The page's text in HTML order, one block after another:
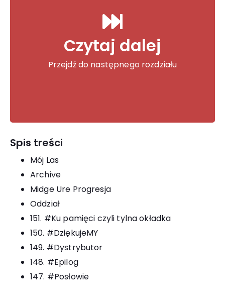
Czytaj dalej
Przejdź do następnego rozdziału
139. #Coś się kończy
...
Spis treści
Mój Las
Archive
Midge Ure Progresja
Oddział
151. #Ku pamięci czyli tylna okładka
150. #DziękujeMY
149. #Dystrybutor
148. #Epilog
147. #Posłowie